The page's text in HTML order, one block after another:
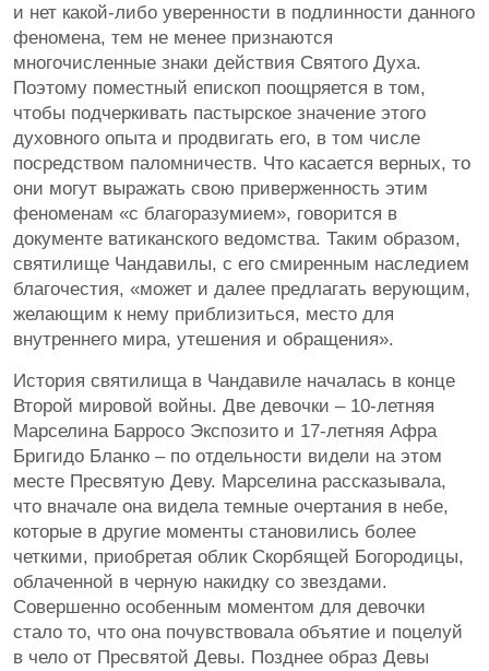
и нет какой-либо уверенности в подлинности данного
феномена, тем не менее признаются
многочисленные знаки действия Святого Духа.
Поэтому поместный епископ поощряется в том,
чтобы подчеркивать пастырское значение этого
духовного опыта и продвигать его, в том числе
посредством паломничеств. Что касается верных, то
они могут выражать свою приверженность этим
феноменам «с благоразумием», говорится в
документе ватиканского ведомства. Таким образом,
святилище Чандавилы, с его смиренным наследием
благочестия, «может и далее предлагать верующим,
желающим к нему приблизиться, место для
внутреннего мира, утешения и обращения».
История святилища в Чандавиле началась в конце
Второй мировой войны. Две девочки – 10-летняя
Марселина Барросо Экспозито и 17-летняя Афра
Бригидо Бланко – по отдельности видели на этом
месте Пресвятую Деву. Марселина рассказывала,
что вначале она видела темные очертания в небе,
которые в другие моменты становились более
четкими, приобретая облик Скорбящей Богородицы,
облаченной в черную накидку со звездами.
Совершенно особенным моментом для девочки
стало то, что она почувствовала объятие и поцелуй
в чело от Пресвятой Девы. Позднее образ Девы